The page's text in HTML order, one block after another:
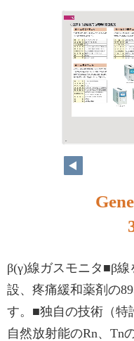
330
β(γ)線ガスモニタ■β
設、疼痛緩和薬剤の
す。■独自の技術（特
自然放射能のRn、Tn